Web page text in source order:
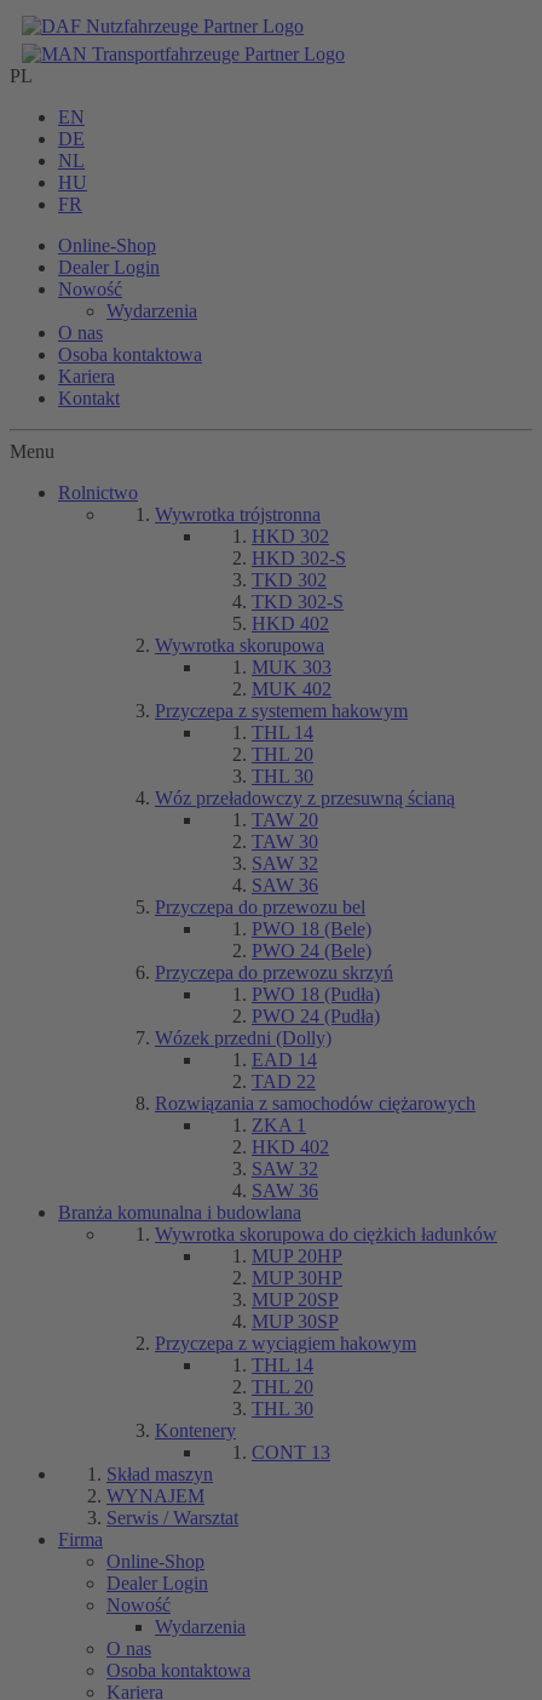
PL
EN
DE
NL
HU
FR
Online-Shop
Dealer Login
Nowość
Wydarzenia
O nas
Osoba kontaktowa
Kariera
Kontakt
Menu
Rolnictwo
Wywrotka trójstronna
HKD 302
HKD 302-S
TKD 302
TKD 302-S
HKD 402
Wywrotka skorupowa
MUK 303
MUK 402
Przyczepa z systemem hakowym
THL 14
THL 20
THL 30
Wóz przeładowczy z przesuwną ścianą
TAW 20
TAW 30
SAW 32
SAW 36
Przyczepa do przewozu bel
PWO 18 (Bele)
PWO 24 (Bele)
Przyczepa do przewozu skrzyń
PWO 18 (Pudła)
PWO 24 (Pudła)
Wózek przedni (Dolly)
EAD 14
TAD 22
Rozwiązania z samochodów ciężarowych
ZKA 1
HKD 402
SAW 32
SAW 36
Branża komunalna i budowlana
Wywrotka skorupowa do ciężkich ładunków
MUP 20HP
MUP 30HP
MUP 20SP
MUP 30SP
Przyczepa z wyciągiem hakowym
THL 14
THL 20
THL 30
Kontenery
CONT 13
Skład maszyn
WYNAJEM
Serwis / Warsztat
Firma
Online-Shop
Dealer Login
Nowość
Wydarzenia
O nas
Osoba kontaktowa
Kariera